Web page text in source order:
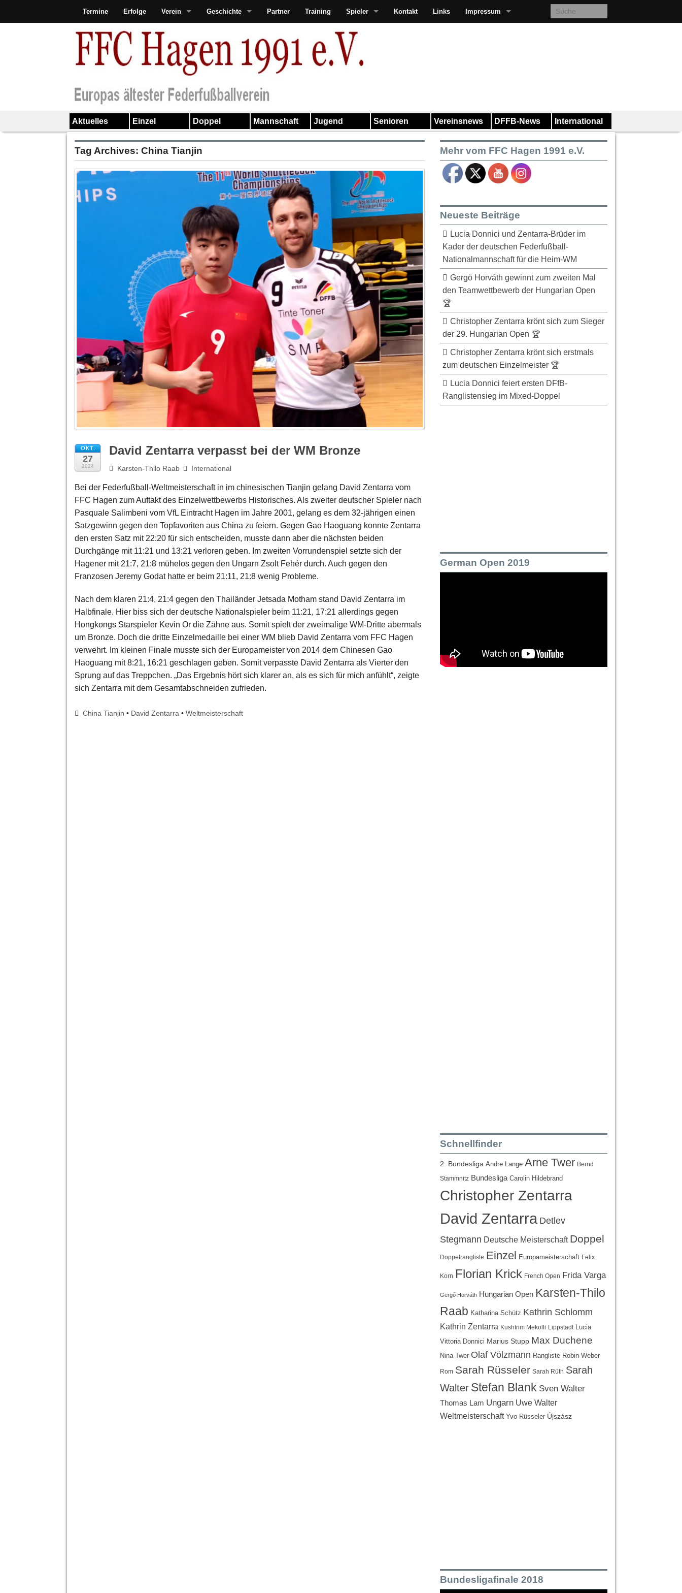
Termine Erfolge Verein Geschichte Partner Training Spieler Kontakt Links Impressum
Aktuelles Einzel Doppel Mannschaft Jugend Senioren Vereinsnews DFFB-News International
Tag Archives: China Tianjin
OKT.
27
2024
David Zentarra verpasst bei der WM Bronze
Karsten-Thilo Raab International
Bei der Federfußball-Weltmeisterschaft in im chinesischen Tianjin gelang David Zentarra vom
FFC Hagen zum Auftakt des Einzelwettbewerbs Historisches. Als zweiter deutscher Spieler nach
Pasquale Salimbeni vom VfL Eintracht Hagen im Jahre 2001, gelang es dem 32-jährigen einen
Satzgewinn gegen den Topfavoriten aus China zu feiern. Gegen Gao Haoguang konnte Zentarra
den ersten Satz mit 22:20 für sich entscheiden, musste dann aber die nächsten beiden
Durchgänge mit 11:21 und 13:21 verloren geben. Im zweiten Vorrundenspiel setzte sich der
Hagener mit 21:7, 21:8 mühelos gegen den Ungarn Zsolt Fehér durch. Auch gegen den
Franzosen Jeremy Godat hatte er beim 21:11, 21:8 wenig Probleme.
Nach dem klaren 21:4, 21:4 gegen den Thailänder Jetsada Motham stand David Zentarra im
Halbfinale. Hier biss sich der deutsche Nationalspieler beim 11:21, 17:21 allerdings gegen
Hongkongs Starspieler Kevin Or die Zähne aus. Somit spielt der zweimalige WM-Dritte abermals
um Bronze. Doch die dritte Einzelmedaille bei einer WM blieb David Zentarra vom FFC Hagen
verwehrt. Im kleinen Finale musste sich der Europameister von 2014 dem Chinesen Gao
Haoguang mit 8:21, 16:21 geschlagen geben. Somit verpasste David Zentarra als Vierter den
Sprung auf das Treppchen. „Das Ergebnis hört sich klarer an, als es sich für mich anfühlt“, zeigte
sich Zentarra mit dem Gesamtabschneiden zufrieden.
China Tianjin • David Zentarra •Weltmeisterschaft
Mehr vom FFC Hagen 1991 e.V.
Neueste Beiträge
Lucia Donnici und Zentarra-Brüder im
Kader der deutschen Federfußball-
Nationalmannschaft für die Heim-WM
Gergö Horváth gewinnt zum zweiten Mal
den Teamwettbewerb der Hungarian Open
🏆
Christopher Zentarra krönt sich zum Sieger
der 29. Hungarian Open 🏆
Christopher Zentarra krönt sich erstmals
zum deutschen Einzelmeister 🏆
Lucia Donnici feiert ersten DFfB-
Ranglistensieg im Mixed-Doppel
German Open 2019
Schnellfinder
2. Bundesliga Andre Lange Arne Twer Bernd
Stammnitz Bundesliga Carolin Hildebrand
Christopher Zentarra
David Zentarra Detlev
Stegmann Deutsche Meisterschaft Doppel
Doppelrangliste Einzel Europameisterschaft Felix
Korn Florian Krick French Open Frida Varga
Gergő Horváth Hungarian Open Karsten-Thilo
Raab Katharina Schütz Kathrin Schlomm
Kathrin Zentarra Kushtrim Mekolli Lippstadt
Lucia
Vittoria Donnici Marius Stupp Max Duchene
Nina Twer Olaf Völzmann Rangliste Robin Weber
Rom Sarah Rüsseler Sarah Rüth Sarah
Walter Stefan Blank Sven Walter
Thomas Lam Ungarn Uwe Walter
Weltmeisterschaft Yvo Rüsseler Újszász
Bundesligafinale 2018